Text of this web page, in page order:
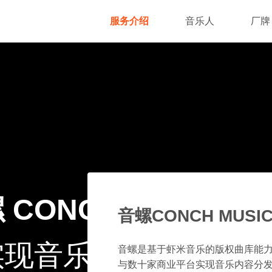
服务介绍 音乐人 厂牌
CONCH MUSIC ·
音乐的千万种可
音螺CONCH
音螺是基于虾米音乐的版权曲库能
与数十家商业平台实现音乐内容分